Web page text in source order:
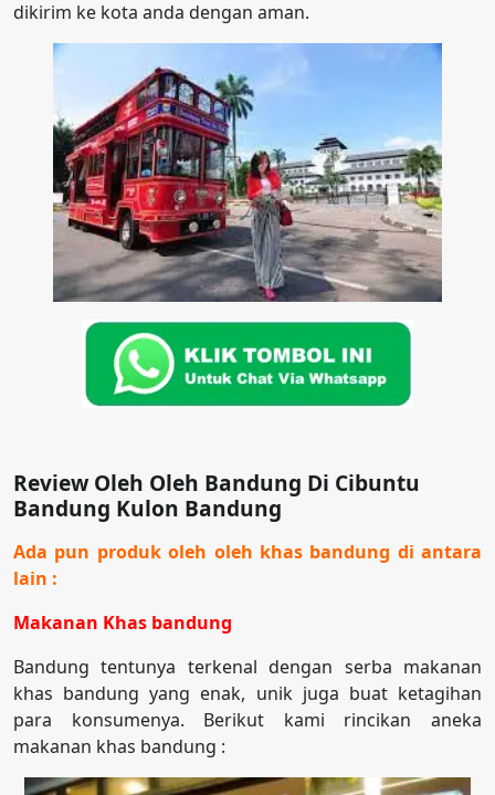
dikirim ke kota anda dengan aman.
Review Oleh Oleh Bandung Di Cibuntu
Bandung Kulon Bandung
Ada pun produk oleh oleh khas bandung di antara
lain :
Makanan Khas bandung
Bandung tentunya terkenal dengan serba makanan
khas bandung yang enak, unik juga buat ketagihan
para konsumenya. Berikut kami rincikan aneka
makanan khas bandung :